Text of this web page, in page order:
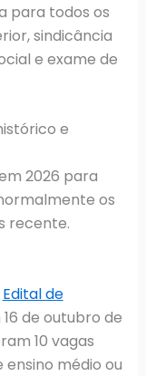
para todos os
sindicância
e exame de
e
2026 para
os
recente.
Edital de
de outubro de
10 vagas
médio ou